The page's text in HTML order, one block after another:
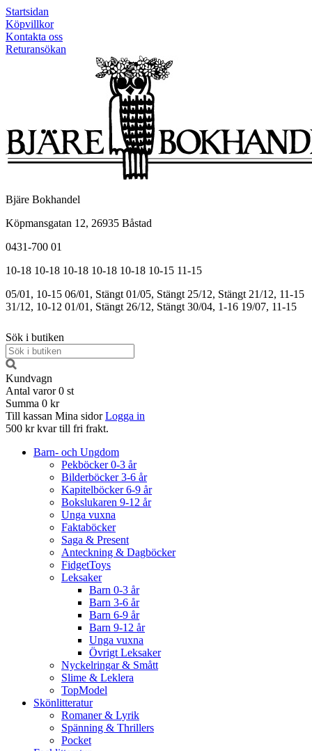
Startsidan
Köpvillkor
Kontakta oss
Returansökan
Bjäre Bokhandel
Köpmansgatan 12, 26935 Båstad
0431-700 01
10-18 10-18 10-18 10-18 10-18 10-15 11-15
05/01, 10-15 06/01, Stängt 01/05, Stängt 25/12, Stängt 21/12, 11-15
31/12, 10-12 01/01, Stängt 26/12, Stängt 30/04, 1-16 19/07, 11-15
Sök i butiken
Kundvagn
Antal varor 0 st
Summa 0 kr
Till kassan Mina sidor Logga in
500 kr kvar till fri frakt.
Barn- och Ungdom
Pekböcker 0-3 år
Bilderböcker 3-6 år
Kapitelböcker 6-9 år
Bokslukaren 9-12 år
Unga vuxna
Faktaböcker
Saga & Present
Anteckning & Dagböcker
FidgetToys
Leksaker
Barn 0-3 år
Barn 3-6 år
Barn 6-9 år
Barn 9-12 år
Unga vuxna
Övrigt Leksaker
Nyckelringar & Smått
Slime & Leklera
TopModel
Skönlitteratur
Romaner & Lyrik
Spänning & Thrillers
Pocket